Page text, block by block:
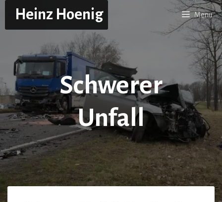
content
Heinz Hoenig Menu
Schwerer
Unfall